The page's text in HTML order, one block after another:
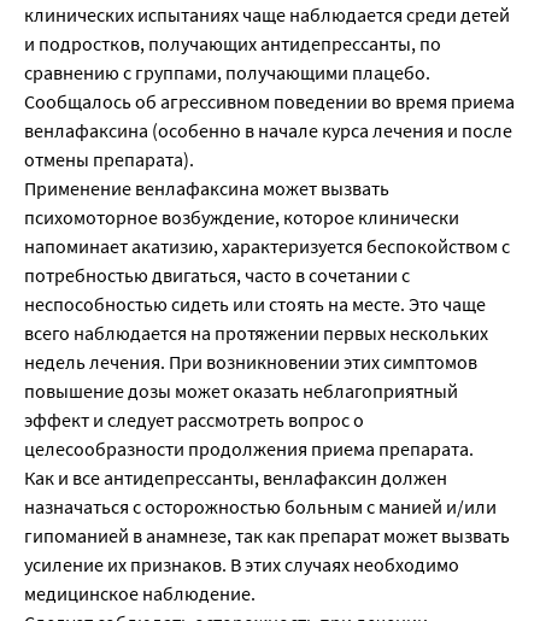
клинических испытаниях чаще наблюдается среди детей
и подростков, получающих антидепрессанты, по
сравнению с группами, получающими плацебо.
Сообщалось об агрессивном поведении во время приема
венлафаксина (особенно в начале курса лечения и после
отмены препарата).
Применение венлафаксина может вызвать
психомоторное возбуждение, которое клинически
напоминает акатизию, характеризуется беспокойством с
потребностью двигаться, часто в сочетании с
неспособностью сидеть или стоять на месте. Это чаще
всего наблюдается на протяжении первых нескольких
недель лечения. При возникновении этих симптомов
повышение дозы может оказать неблагоприятный
эффект и следует рассмотреть вопрос о
целесообразности продолжения приема препарата.
Как и все антидепрессанты, венлафаксин должен
назначаться с осторожностью больным с манией и/или
гипоманией в анамнезе, так как препарат может вызвать
усиление их признаков. В этих случаях необходимо
медицинское наблюдение.